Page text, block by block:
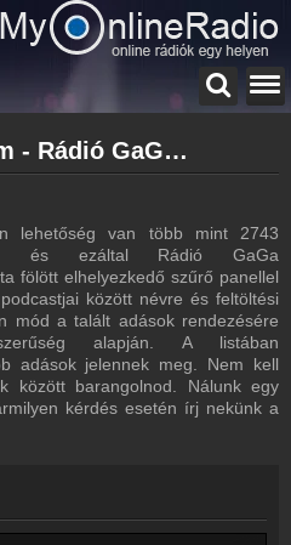
Rádió GaGa archívum - Rádió GaGa podcasts - Rádió GaGa visszahallgatás
lehetőség van több mint 2743
és ezáltal Rádió GaGa
fölött elhelyezkedő szűrő panellel
között névre és feltöltési
mód a talált adások rendezésére
alapján. A listában
adások jelennek meg. Nem kell
között barangolnod. Nálunk egy
kérdés esetén írj nekünk a